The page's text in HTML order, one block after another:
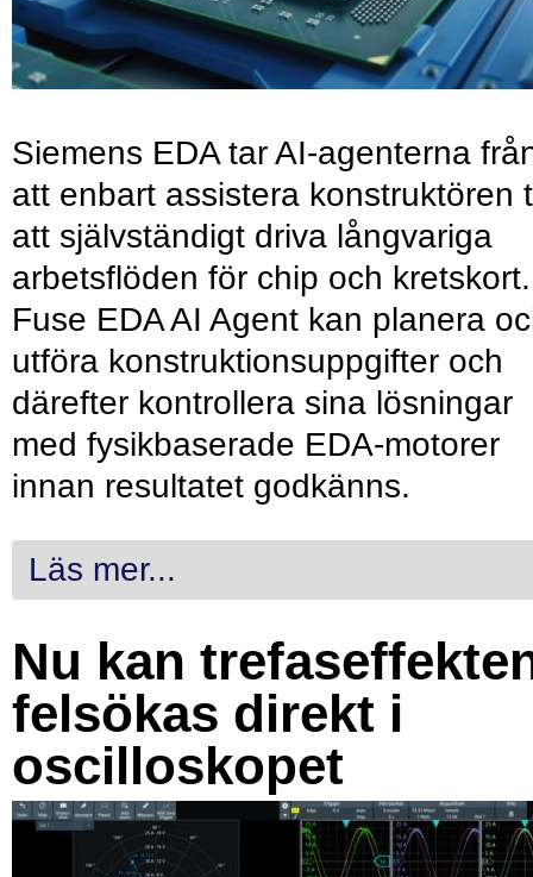
Siemens EDA tar AI-agenterna
att enbart assistera konstruktören
att självständigt driva långvariga
arbetsflöden för chip och kretskort.
Fuse EDA AI Agent kan planera
utföra konstruktionsuppgifter och
därefter kontrollera sina lösningar
med fysikbaserade EDA-motorer
innan resultatet godkänns.
Läs mer...
Nu kan
felsökas direkt i
oscilloskopet